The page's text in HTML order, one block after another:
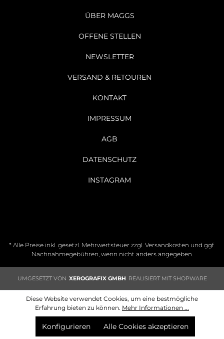
ÜBER MAGGS
OFFENE STELLEN
NEWSLETTER
VERSAND & RETOUREN
KONTAKT
IMPRESSUM
AGB
DATENSCHUTZ
INSTAGRAM
* Alle Preise inkl. gesetzl. Mehrwertsteuer zzgl. Versandkosten und ggf.
Nachnahmegebühren, wenn nicht anders angegeben.
UMGESETZT VON XEROGRAFIX GMBH REALISIERT MIT SHOPWARE
Diese Website verwendet Cookies, um eine bestmögliche
Erfahrung bieten zu können. Mehr Informationen ...
Konfigurieren Alle Cookies akzeptieren